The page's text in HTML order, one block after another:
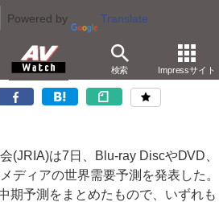
Powered by Translate
検索 Impressサイト
ィア世界需要予測を発表
気メディアは役目終える
(JRIA)は7日、Blu-ray DiscやDVD、
ディアの世界需要予測を発表した。
期予測をまとめたもので、いずれも